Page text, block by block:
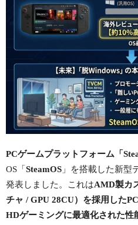
PCゲームプラットフォーム「
OS「 SteamOS 」を搭載した新型
発表しました。これはAMD製カ
チャ / GPU 28CU）を採用した
HDゲーミングに最適化された性